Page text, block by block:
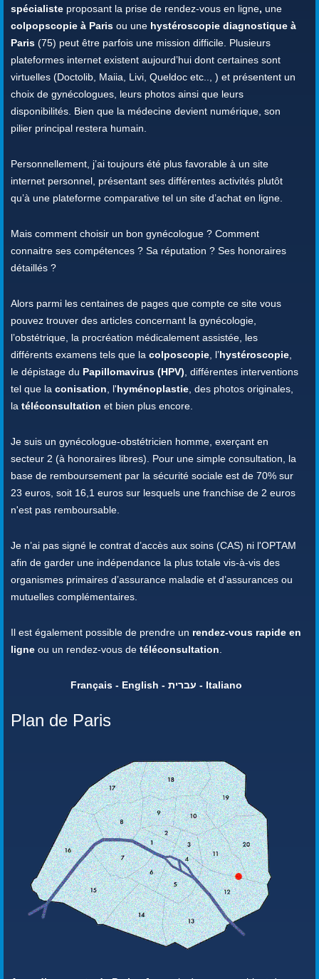
spécialiste proposant la prise de rendez-vous en ligne, une
colpopscopie à Paris ou une hystéroscopie diagnostique à
Paris (75) peut être parfois une mission difficile. Plusieurs
plateformes internet existent aujourd’hui dont certaines sont
virtuelles (Doctolib, Maiia, Livi, Queldoc etc.., ) et présentent un
choix de gynécologues, leurs photos ainsi que leurs
disponibilités. Bien que la médecine devient numérique, son
pilier principal restera humain.
Personnellement, j’ai toujours été plus favorable à un site
internet personnel, présentant ses différentes activités plutôt
qu’à une plateforme comparative tel un site d’achat en ligne.
Mais comment choisir un bon gynécologue ? Comment
connaitre ses compétences ? Sa réputation ? Ses honoraires
détaillés ?
Alors parmi les centaines de pages que compte ce site vous
pouvez trouver des articles concernant la gynécologie,
l’obstétrique, la procréation médicalement assistée, les
différents examens tels que la colposcopie , l’hystéroscopie
le dépistage du Papillomavirus (HPV) , différentes interventions
tel que la conisation , l'hyménoplastie , des photos originales,
la téléconsultation et bien plus encore.
Je suis un gynécologue-obstétricien homme, exerçant en
secteur 2 (à honoraires libres). Pour une simple consultation, la
base de remboursement par la sécurité sociale est de 70% sur
23 euros, soit 16,1 euros sur lesquels une franchise de 2 euros
n'est pas remboursable.
Je n’ai pas signé le contrat d’accès aux soins (CAS) ni l'OPTAM
afin de garder une indépendance la plus totale vis-à-vis des
organismes primaires d’assurance maladie et d’assurances ou
mutuelles complémentaires.
Il est également possible de prendre un rendez-vous rapide en
ligne ou un rendez-vous de téléconsultation
Français - English - עברית - Italiano
Plan de Paris